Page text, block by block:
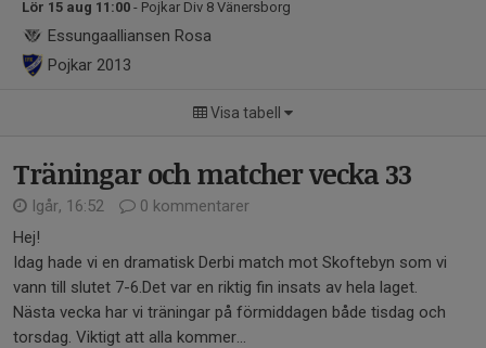
Lör 15 aug 11:00 - Pojkar Div 8 Vänersborg
Essungaalliansen Rosa
Pojkar 2013
Visa tabell
Träningar och matcher vecka 33
Igår, 16:52
0 kommentarer
Hej!
Idag hade vi en dramatisk Derbi match mot Skoftebyn som vi
vann till slutet 7-6.Det var en riktig fin insats av hela laget.
Nästa vecka har vi träningar på förmiddagen både tisdag och
torsdag. Viktigt att alla kommer...